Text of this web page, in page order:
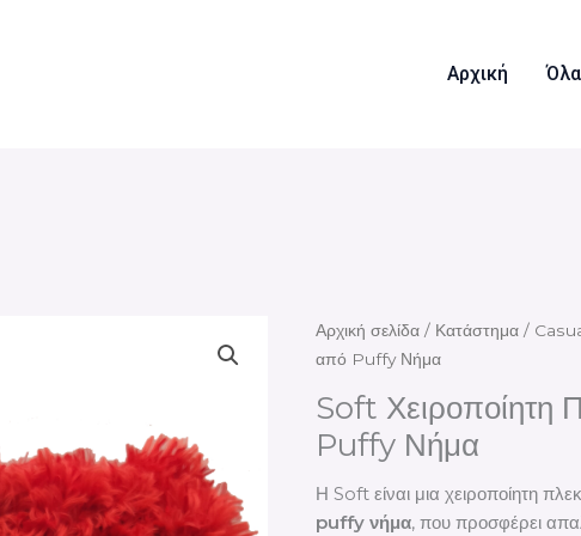
Αρχική
Αρχική σελίδα / Κατάστημα /
από Puffy Νήμα
Soft Χειροποίητη
Puffy Νήμα
Η Soft είναι μια χειροποίητη
puffy νήμα, που προσφέρει